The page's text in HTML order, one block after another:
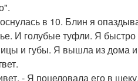
в 10. Блин я
И голубые туфли. Я
и губы. Я вышла из дома
- Я поцеловала его в щеку.